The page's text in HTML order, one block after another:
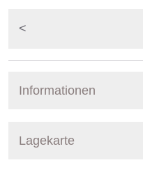
Informationen
Lagekarte